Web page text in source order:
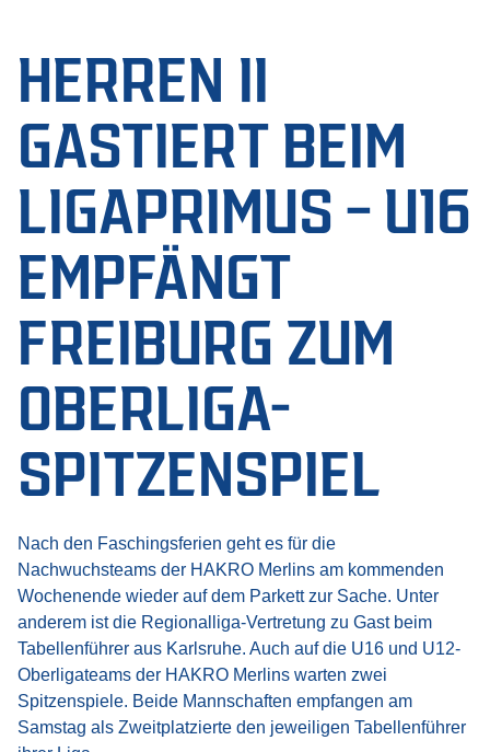
HERREN II
GASTIERT BEIM
LIGAPRIMUS – U16
EMPFÄNGT
FREIBURG ZUM
OBERLIGA-
SPITZENSPIEL
Nach den Faschingsferien geht es für die
Nachwuchsteams der HAKRO Merlins am kommenden
Wochenende wieder auf dem Parkett zur Sache. Unter
anderem ist die Regionalliga-Vertretung zu Gast beim
Tabellenführer aus Karlsruhe. Auch auf die U16 und U12-
Oberligateams der HAKRO Merlins warten zwei
Spitzenspiele. Beide Mannschaften empfangen am
Samstag als Zweitplatzierte den jeweiligen Tabellenführer